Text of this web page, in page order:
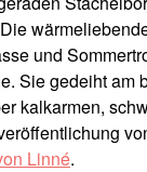
und
Sie gedeiht am
kalkarmen,
Linné.